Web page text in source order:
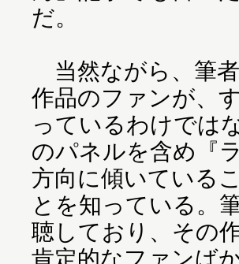
だ。
当然ながら、筆
作品のファンが、
っているわけでは
のパネルを含め『
方向に傾いている
とを知っている。
聴しており、その
肯定的なファンば